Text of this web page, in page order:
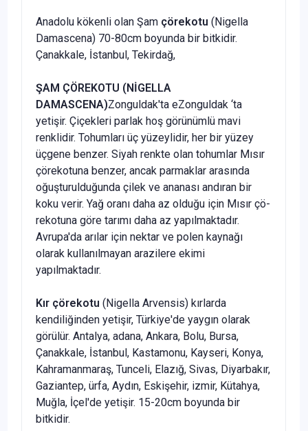
Anadolu kökenli olan Şam çörekotu (Nigella
Damascena) 70-80cm boyunda bir bitkidir.
Çanakkale, İstanbul, Tekirdağ,
ŞAM ÇÖREKOTU (NİGELLA
DAMASCENA)Zonguldak'ta eZonguldak ‘ta
yetişir. Çiçekleri parlak hoş görünümlü mavi
renklidir. Tohumları üç yüzeylidir, her bir yüzey
üçgene ben­zer. Siyah renkte olan tohumlar Mısır
çörekotuna benzer, an­cak parmaklar arasında
oğuşturulduğunda çilek ve ananası andıran bir
koku verir. Yağ oranı daha az olduğu için Mısır çö­
rekotuna göre tarımı daha az yapılmaktadır.
Avrupa'da arılar için nektar ve polen kaynağı
olarak kullanılmayan arazilere ekimi
yapılmaktadır.
Kır çörekotu (Nigella Arvensis) kırlarda
kendiliğinden yeti­şir, Türkiye'de yaygın olarak
görülür. Antalya, adana, Anka­ra, Bolu, Bursa,
Çanakkale, İstanbul, Kastamonu, Kayseri, Konya,
Kahramanmaraş, Tunceli, Elazığ, Sivas, Diyarbakır,
Gaziantep, ürfa, Aydın, Eskişehir, izmir, Kütahya,
Muğla, İçel'de yetişir. 15-20cm boyunda bir
bitkidir.